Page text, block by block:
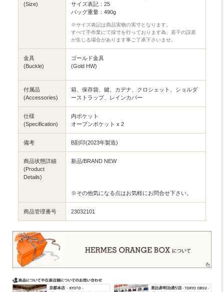
(Size)
サイズ表記：25
バッグ重量：490g
※サイズ表記は商品実物の実寸となります。
すべて手作業にて採寸を行っております為、若干の誤差
が生じる場合があります事ご了承下さいませ。
金具
(Buckle)
ゴールド金具
(Gold HW)
付属品
(Accessories)
箱、保存袋、鍵、カデナ、クロシェット、ショルダ
ーストラップ、レインカバー
仕様
(Specification)
内ポケット
オープンポケット x 2
備考 B刻印(2023年製造)
商品状態詳細
(Product
Details)
新品/BRAND NEW
※その他気になる点はお気軽にお問合せ下さい。
商品管理番号 23032101